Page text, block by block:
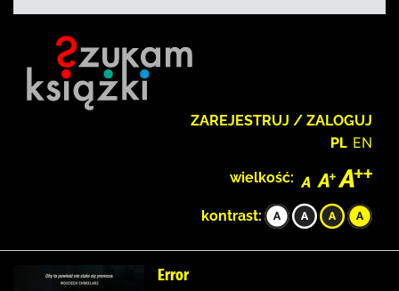
ZAREJESTRUJ / ZALOGUJ
PL EN
wielkość:
kontrast:
Error